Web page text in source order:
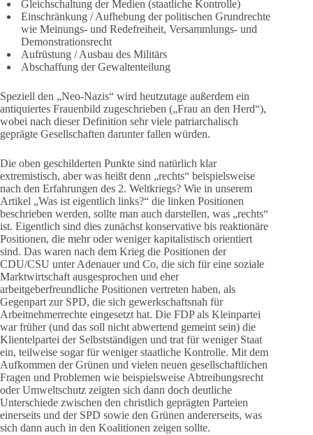
Gleichschaltung der Medien (staatliche Kontrolle)
Einschränkung / Aufhebung der politischen Grundrechte
wie Meinungs- und Redefreiheit, Versammlungs- und
Demonstrationsrecht
Aufrüstung / Ausbau des Militärs
Abschaffung der Gewaltenteilung
Speziell den „Neo-Nazis“ wird heutzutage außerdem ein
antiquiertes Frauenbild zugeschrieben („Frau an den Herd“),
wobei nach dieser Definition sehr viele patriarchalisch
geprägte Gesellschaften darunter fallen würden.
Die oben geschilderten Punkte sind natürlich klar
extremistisch, aber was heißt denn „rechts“ beispielsweise
nach den Erfahrungen des 2. Weltkriegs? Wie in unserem
Artikel „Was ist eigentlich links?“ die linken Positionen
beschrieben werden, sollte man auch darstellen, was „rechts“
ist. Eigentlich sind dies zunächst konservative bis reaktionäre
Positionen, die mehr oder weniger kapitalistisch orientiert
sind. Das waren nach dem Krieg die Positionen der
CDU/CSU unter Adenauer und Co, die sich für eine soziale
Marktwirtschaft ausgesprochen und eher
arbeitgeberfreundliche Positionen vertreten haben, als
Gegenpart zur SPD, die sich gewerkschaftsnah für
Arbeitnehmerrechte eingesetzt hat. Die FDP als Kleinpartei
war früher (und das soll nicht abwertend gemeint sein) die
Klientelpartei der Selbstständigen und trat für weniger Staat
ein, teilweise sogar für weniger staatliche Kontrolle. Mit dem
Aufkommen der Grünen und vielen neuen gesellschaftlichen
Fragen und Problemen wie beispielsweise Abtreibungsrecht
oder Umweltschutz zeigten sich dann doch deutliche
Unterschiede zwischen den christlich geprägten Parteien
einerseits und der SPD sowie den Grünen andererseits, was
sich dann auch in den Koalitionen zeigen sollte.